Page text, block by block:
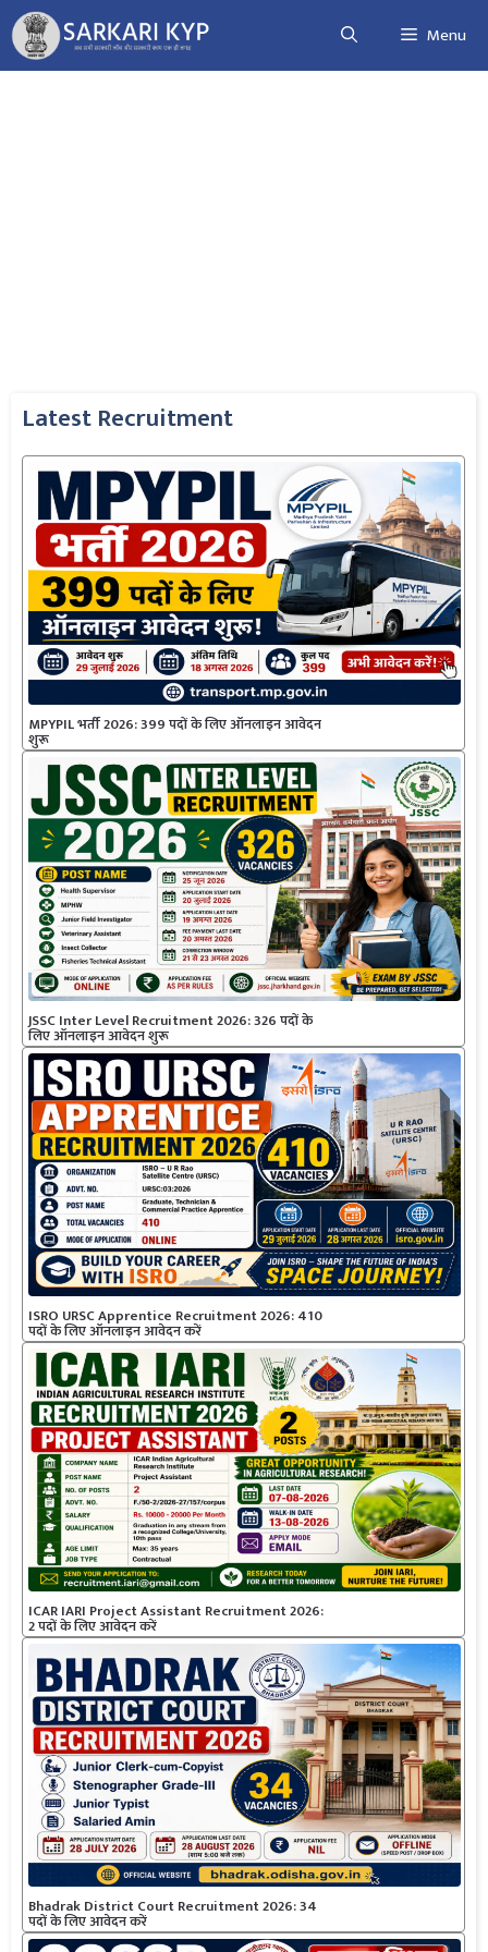
Skip
to
content
Menu
Latest Recruitment
MPYPIL भर्ती 2026: 399 पदों के लिए ऑनलाइन आवेदन
शुरू
JSSC Inter Level Recruitment 2026: 326 पदों के
लिए ऑनलाइन आवेदन शुरू
ISRO URSC Apprentice Recruitment 2026: 410
पदों के लिए ऑनलाइन आवेदन करें
ICAR IARI Project Assistant Recruitment 2026:
2 पदों के लिए आवेदन करें
Bhadrak District Court Recruitment 2026: 34
पदों के लिए आवेदन करें